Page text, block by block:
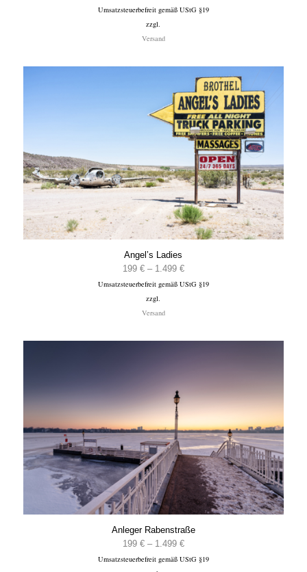
199 €
Umsatzsteuerbefreit gemäß UStG §19
zzgl.
Versand
Angel’s Ladies
199 € – 1.499 €Preisspanne:
199 €
Umsatzsteuerbefreit gemäß UStG §19
zzgl.
Versand
Anleger Rabenstraße
199 € – 1.499 €Preisspanne:
199 €
Umsatzsteuerbefreit gemäß UStG §19